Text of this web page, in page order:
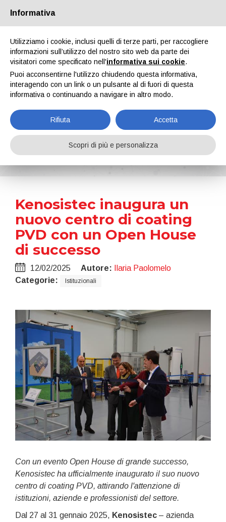
Chi siamo Partners Contatti Area riservata
News
Home Notizie Kenosistec inaugura un nuovo centro di coating PVD con un Open House di successo
Kenosistec inaugura un
nuovo centro di coating
PVD con un Open House
di successo
12/02/2025 Autore:
Ilaria Paolomelo
Categorie:
Istituzionali
Con un evento Open House di grande successo,
Kenosistec ha ufficialmente inaugurato il suo nuovo
centro di coating PVD, attirando l'attenzione di
istituzioni, aziende e professionisti del settore.
Dal 27 al 31 gennaio 2025, Kenosistec – azienda
Informativa
Utilizziamo i cookie, inclusi quelli di terze parti, per raccogliere
informazioni sull’utilizzo del nostro sito web da parte dei
visitatori come specificato nell'informativa sui cookie.
Puoi acconsentirne l'utilizzo chiudendo questa informativa,
interagendo con un link o un pulsante al di fuori di questa
informativa o continuando a navigare in altro modo.
Rifiuta Accetta
Scopri di più e personalizza